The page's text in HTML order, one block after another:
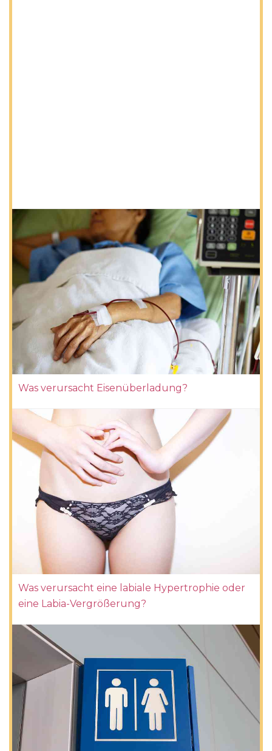
Was verursacht Eisenüberladung?
Was verursacht eine labiale Hypertrophie oder
eine Labia-Vergrößerung?